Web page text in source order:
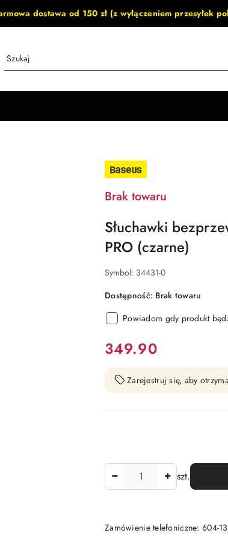
dostawa od 150 zł (z wyłączeniem przesyłek
NAZWA
PRODUCENTA:
BASEUS
Brak towaru
Słuchawki
PRO (czarne)
Symbol: 34431-0
Dostępność: Brak towaru
Powiadom gdy produkt
cena:
349.90
Zarejestruj się, aby
szt.
Zamówienie telefoniczne: 604-